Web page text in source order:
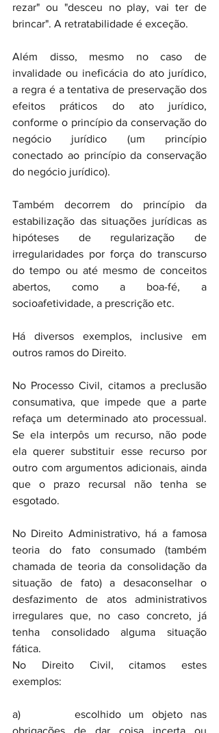
rezar" ou "desceu no play, vai ter de
brincar". A retratabilidade é exceção.
Além disso, mesmo no caso de
invalidade ou ineficácia do ato jurídico,
a regra é a tentativa de preservação dos
efeitos práticos do ato jurídico,
conforme o princípio da conservação do
negócio jurídico (um princípio
conectado ao princípio da conservação
do negócio jurídico).
Também decorrem do princípio da
estabilização das situações jurídicas as
hipóteses de regularização de
irregularidades por força do transcurso
do tempo ou até mesmo de conceitos
abertos, como a boa-fé, a
socioafetividade, a prescrição etc.
Há diversos exemplos, inclusive em
outros ramos do Direito.
No Processo Civil, citamos a preclusão
consumativa, que impede que a parte
refaça um determinado ato processual.
Se ela interpôs um recurso, não pode
ela querer substituir esse recurso por
outro com argumentos adicionais, ainda
que o prazo recursal não tenha se
esgotado.
No Direito Administrativo, há a famosa
teoria do fato consumado (também
chamada de teoria da consolidação da
situação de fato) a desaconselhar o
desfazimento de atos administrativos
irregulares que, no caso concreto, já
tenha consolidado alguma situação
fática.
No Direito Civil, citamos estes
exemplos:
a)       escolhido um objeto nas
obrigações de dar coisa incerta ou